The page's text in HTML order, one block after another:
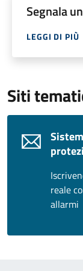
Segnala
LEGGI DI PIÙ
Siti
reale
allarmi